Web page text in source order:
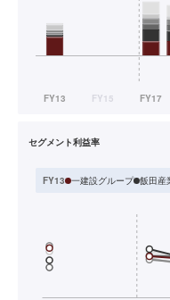
セグメント利益率
FY13 一建設グループ 飯田産